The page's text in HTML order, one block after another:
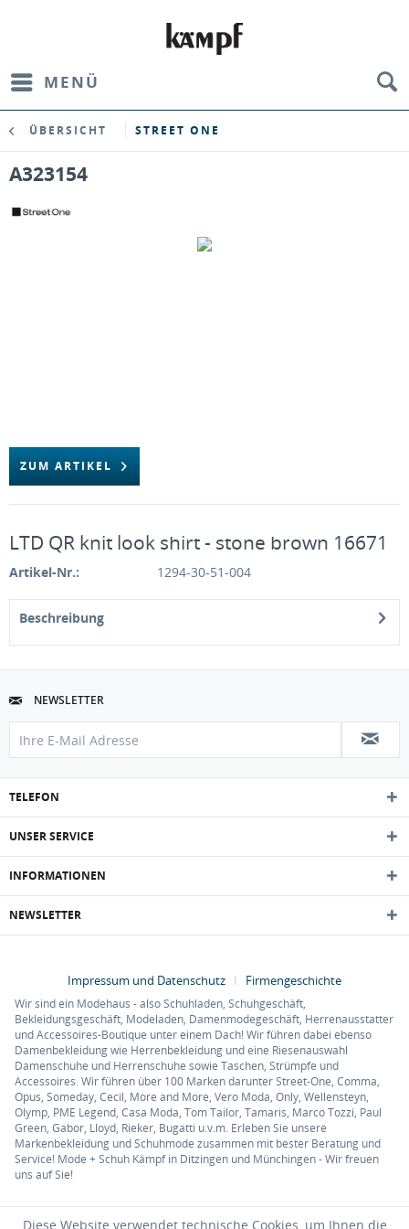
MENÜ
ÜBERSICHT STREET ONE
A323154
ZUM ARTIKEL
LTD QR knit look shirt - stone brown 16671
Artikel-Nr.: 1294-30-51-004
Beschreibung
NEWSLETTER
TELEFON
UNSER SERVICE
INFORMATIONEN
NEWSLETTER
Impressum und Datenschutz Firmengeschichte
Wir sind ein Modehaus - also Schuhladen, Schuhgeschäft,
Bekleidungsgeschäft, Modeladen, Damenmodegeschäft, Herrenausstatter
und Accessoires-Boutique unter einem Dach! Wir führen dabei ebenso
Damenbekleidung wie Herrenbekleidung und eine Riesenauswahl
Damenschuhe und Herrenschuhe sowie Taschen, Strümpfe und
Accessoires. Wir führen über 100 Marken darunter Street-One, Comma,
Opus, Someday, Cecil, More and More, Vero Moda, Only, Wellensteyn,
Olymp, PME Legend, Casa Moda, Tom Tailor, Tamaris, Marco Tozzi, Paul
Green, Gabor, Lloyd, Rieker, Bugatti u.v.m. Erleben Sie unsere
Markenbekleidung und Schuhmode zusammen mit bester Beratung und
Service! Mode + Schuh Kämpf in Ditzingen und Münchingen - Wir freuen
uns auf Sie!
Diese Website verwendet technische Cookies, um Ihnen die